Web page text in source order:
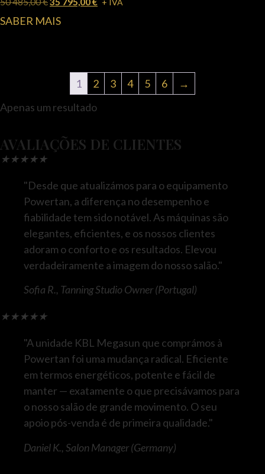
SABER MAIS
1 2 3 4 5 6
→
Apenas um resultado
AVALIAÇÕES DE CLIENTES
★★★★★
"Desde que atualizámos para o equipamento
Powertan, a diferença no desempenho e
fiabilidade tem sido notável. As máquinas são
elegantes, eficientes, e os nossos clientes
adoram o conforto e os resultados. Elevou
verdadeiramente a imagem do nosso salão."
Sofia R., Tanning Studio Owner (Portugal)
★★★★★
"A unidade KBL Megasun que comprámos à
Powertan foi uma mudança radical. Eficiente
em termos energéticos, potente e fácil de
manter — exatamente o que precisávamos para
o nosso salão de grande movimento. O seu
apoio pós-venda é de primeira qualidade."
Daniel K., Salon Manager (Germany)